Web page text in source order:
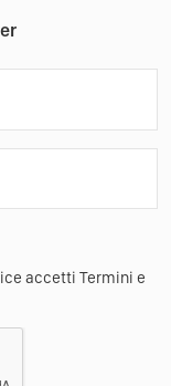
accetti Termini e